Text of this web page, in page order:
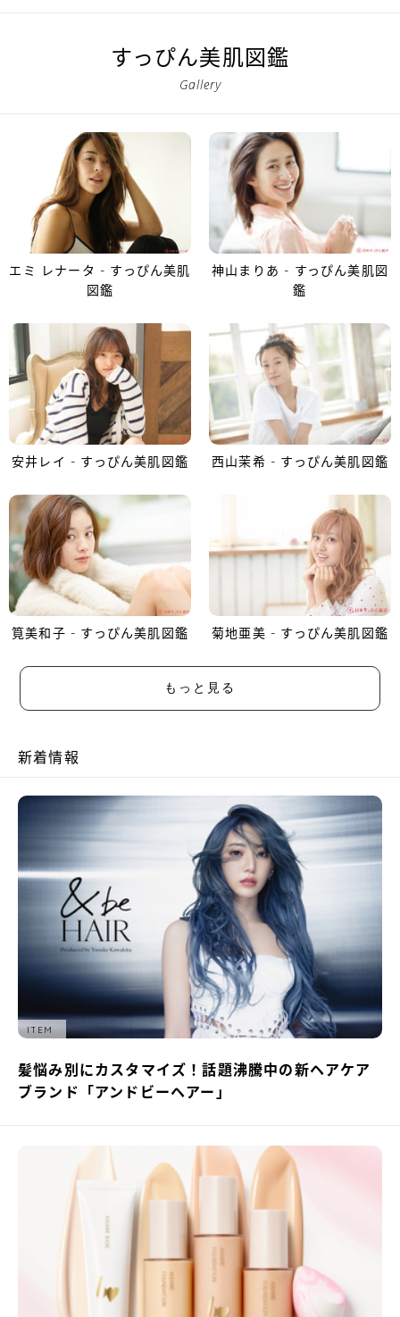
すっぴん美肌図鑑
Gallery
エミ レナータ - すっぴん美肌
図鑑
神山まりあ - すっぴん美肌図
鑑
安井レイ - すっぴん美肌図鑑 西山茉希 - すっぴん美肌図鑑
筧美和子 - すっぴん美肌図鑑 菊地亜美 - すっぴん美肌図鑑
もっと見る
新着情報
ITEM
髪悩み別にカスタマイズ！話題沸騰中の新ヘアケア
ブランド「アンドビーヘアー」